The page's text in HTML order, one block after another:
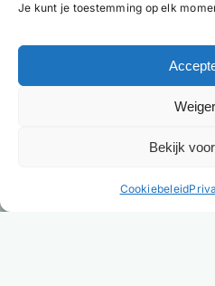
Je kunt je toestemming op elk
Bekijk
Cookiebeleid
Heb je helder
Wil je meer weten over
dan gerust contact op.